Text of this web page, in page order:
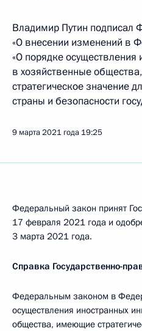
Владимир Путин подписал
«О внесении изменений в
«О порядке осуществления
в хозяйственные
стратегическое значение
страны и безопасности
9 марта 2021 года 19:25
Федеральный закон принят
17 февраля 2021 года и
3 марта 2021 года.
Справка Государственно-
Федеральным законом в
осуществления иностранных
общества, имеющие